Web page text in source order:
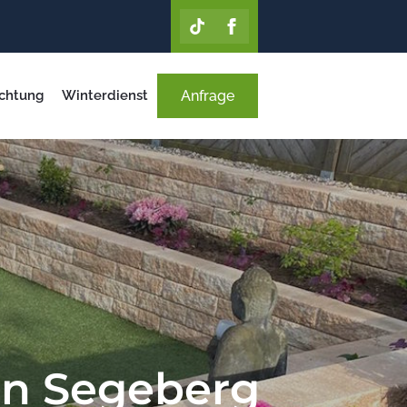
Winterdienst Anfrage
Segeberg